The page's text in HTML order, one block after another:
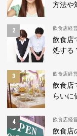
方法や
飲食店経
飲食店
処する
飲食店経
飲食店
らいに
飲食店経
飲食店